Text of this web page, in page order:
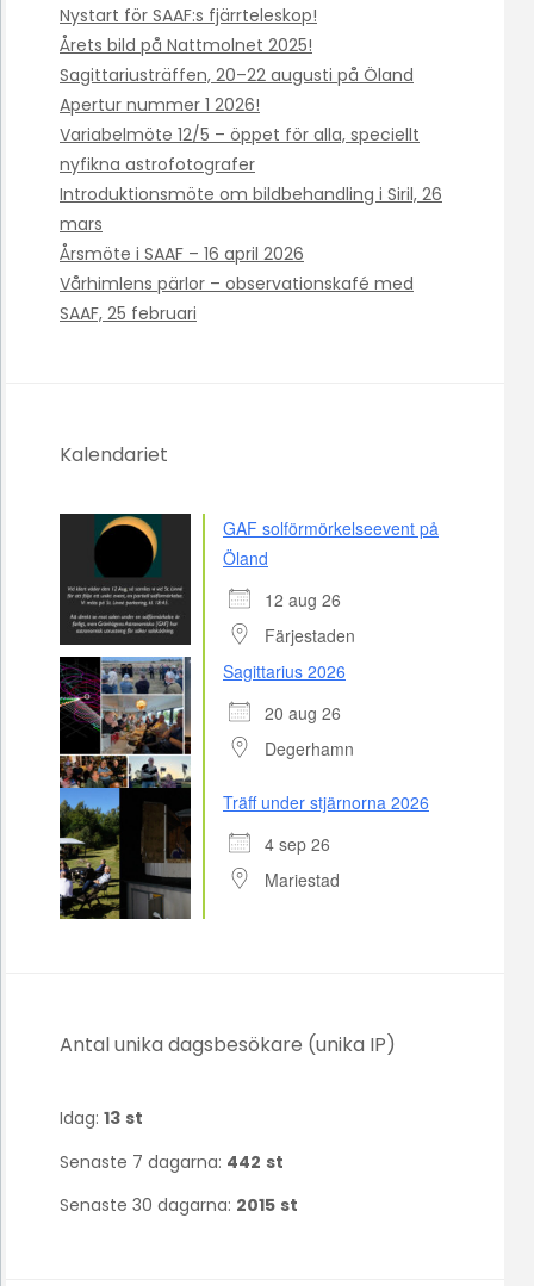
Nystart för SAAF:s fjärrteleskop!
Årets bild på Nattmolnet 2025!
Sagittariusträffen, 20–22 augusti på Öland
Apertur nummer 1 2026!
Variabelmöte 12/5 – öppet för alla, speciellt
nyfikna astrofotografer
Introduktionsmöte om bildbehandling i Siril, 26
mars
Årsmöte i SAAF – 16 april 2026
Vårhimlens pärlor – observationskafé med
SAAF, 25 februari
Kalendariet
GAF solförmörkelseevent på
Öland
12 aug 26
Färjestaden
Sagittarius 2026
20 aug 26
Degerhamn
Träff under stjärnorna 2026
4 sep 26
Mariestad
Antal unika dagsbesökare (unika IP)
Idag: 13 st
Senaste 7 dagarna: 442 st
Senaste 30 dagarna: 2015 st